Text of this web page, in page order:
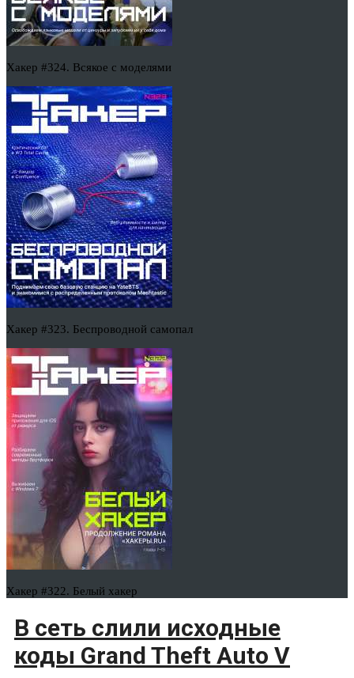
Хакер #324. Всякое с моделями
Хакер #323. Беспроводной самопал
Хакер #322. Белый хакер
В сеть слили исходные
коды Grand Theft Auto V